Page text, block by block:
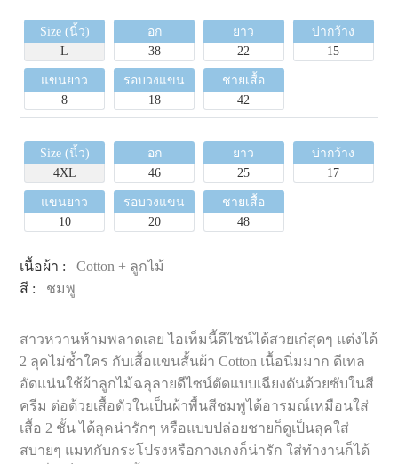
Size (นิ้ว)
L
อก
38
ยาว
22
บ่ากว้าง
15
แขนยาว
8
รอบวงแขน
18
ชายเสื้อ
42
Size (นิ้ว)
4XL
อก
46
ยาว
25
บ่ากว้าง
17
แขนยาว
10
รอบวงแขน
20
ชายเสื้อ
48
เนื้อผ้า :Cotton + ลูกไม้
สี : ชมพู
สาวหวานห้ามพลาดเลย ไอเท็มนี้ดีไซน์ได้สวยเก๋สุดๆ แต่งได้
2 ลุคไม่ซ้ำใคร กับเสื้อแขนสั้นผ้า Cotton เนื้อนิ่มมาก ดีเทล
อัดแน่นใช้ผ้าลูกไม้ฉลุลายดีไซน์ตัดแบบเฉียงดันด้วยซับในสี
ครีม ต่อด้วยเสื้อตัวในเป็นผ้าพื้นสีชมพูได้อารมณ์เหมือนใส่
เสื้อ 2 ชั้น ได้ลุคน่ารักๆ หรือแบบปล่อยชายก็ดูเป็นลุคใส่
สบายๆ แมทกับกระโปรงหรือกางเกงก็น่ารัก ใส่ทำงานก็ได้